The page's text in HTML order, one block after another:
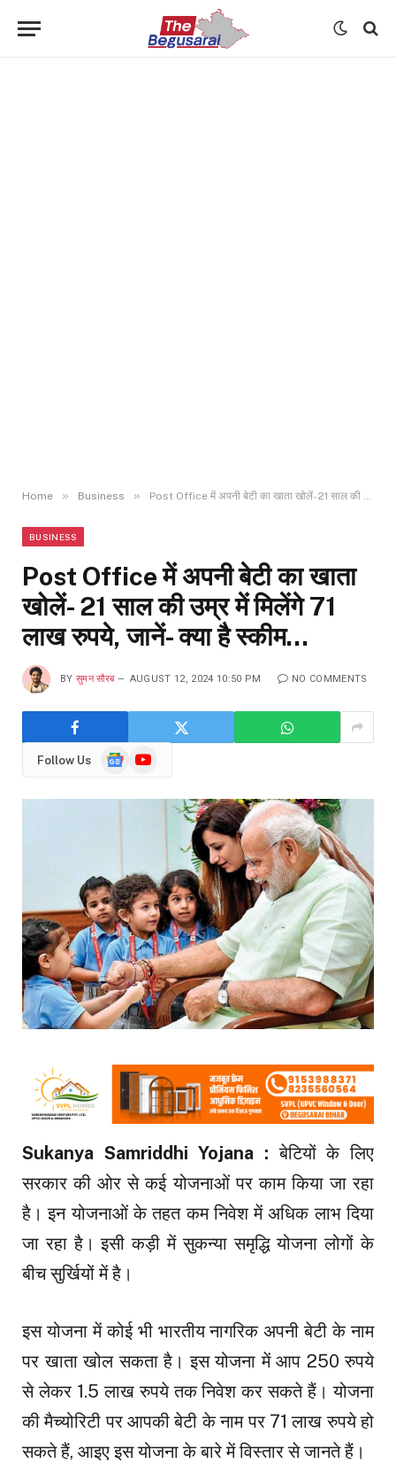
Home » Business » Post Office में अपनी बेटी का खाता खोलें- 21 साल की उम्र में मिलेंगे 71 लाख रुपये, जानें- क्या है स्कीम…
BUSINESS
Post Office में अपनी बेटी का खाता
खोलें- 21 साल की उम्र में मिलेंगे 71
लाख रुपये, जानें- क्या है स्कीम…
BY सुमन सौरब AUGUST 12, 2024 10:50 PM NO COMMENTS
Follow Us
GoogleYouTube
Sukanya Samriddhi Yojana : बेटियों के लिए
सरकार की ओर से कई योजनाओं पर काम किया जा रहा
है। इन योजनाओं के तहत कम निवेश में अधिक लाभ दिया
जा रहा है। इसी कड़ी में सुकन्या समृद्धि योजना लोगों के
बीच सुर्खियों में है।
इस योजना में कोई भी भारतीय नागरिक अपनी बेटी के नाम
पर खाता खोल सकता है। इस योजना में आप 250 रुपये
से लेकर 1.5 लाख रुपये तक निवेश कर सकते हैं। योजना
की मैच्योरिटी पर आपकी बेटी के नाम पर 71 लाख रुपये हो
सकते हैं, आइए इस योजना के बारे में विस्तार से जानते हैं।